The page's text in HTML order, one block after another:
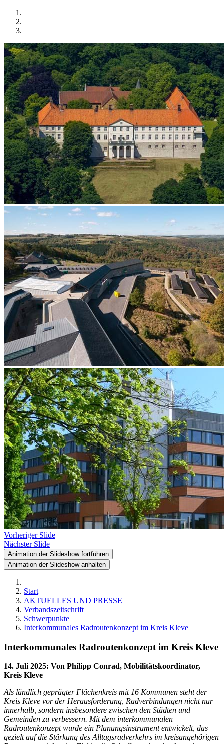
Vorheriger Slide
Nächster Slide
Animation der Slideshow fortführen
Animation der Slideshow anhalten
Start
AKTUELLES UND PRESSE
Verbandszeitschrift
Schwerpunkte
Interkommunales Radroutenkonzept im Kreis Kleve
Interkommunales Radroutenkonzept im Kreis Kleve
14. Juli 2025: Von Philipp Conrad, Mobilitätskoordinator,
Kreis Kleve
Als ländlich geprägter Flächenkreis mit 16 Kommunen steht der
Kreis Kleve vor der Herausforderung, Radverbindungen nicht nur
innerhalb, sondern insbesondere zwischen den Städten und
Gemeinden zu verbessern. Mit dem interkommunalen
Radroutenkonzept wurde ein Planungsinstrument entwickelt, das
gezielt auf die Stärkung des Alltagsradverkehrs im kreisangehörigen